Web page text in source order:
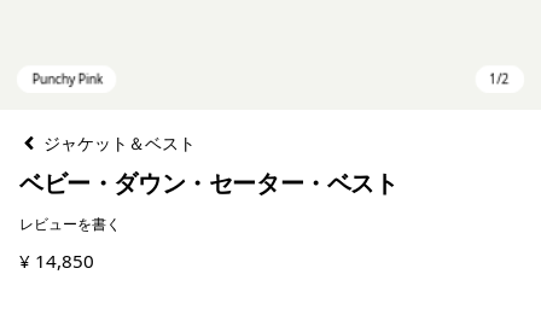
ジャケット＆ベスト
ベビー・ダウン・セーター・ベスト
レビューを書く
¥ 14,850